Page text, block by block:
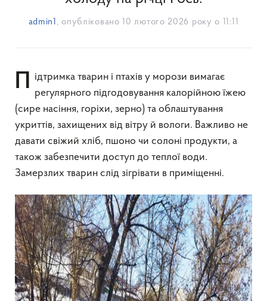
admin1 , опубліковано 10 лютого 2026 року о 11:11
Підтримка тварин і птахів у морози вимагає регулярного підгодовування калорійною їжею
(сире насіння, горіхи, зерно) та облаштування
укриттів, захищених від вітру й вологи. Важливо не
давати свіжий хліб, пшоно чи солоні продукти, а
також забезпечити доступ до теплої води.
Замерзлих тварин слід зігрівати в приміщенні.